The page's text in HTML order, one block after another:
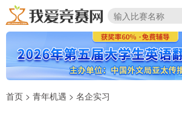
首页 > 青年机遇 > 名企实习